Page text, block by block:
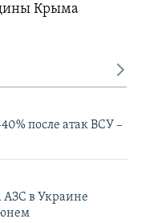
Крыма
после атак ВСУ –
АЗС в Украине